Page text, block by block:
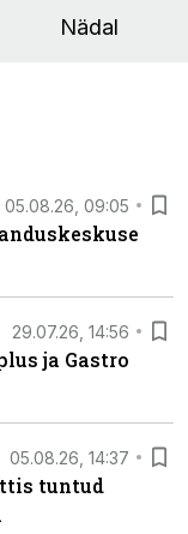
Nädal
05.08.26, 09:05
29.07.26, 14:56
ja Gastro
05.08.26, 14:37
tuntud